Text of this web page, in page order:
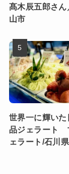
髙木辰五郎さ
山市
世界一に輝い
品ジェラート
ェラート/石川